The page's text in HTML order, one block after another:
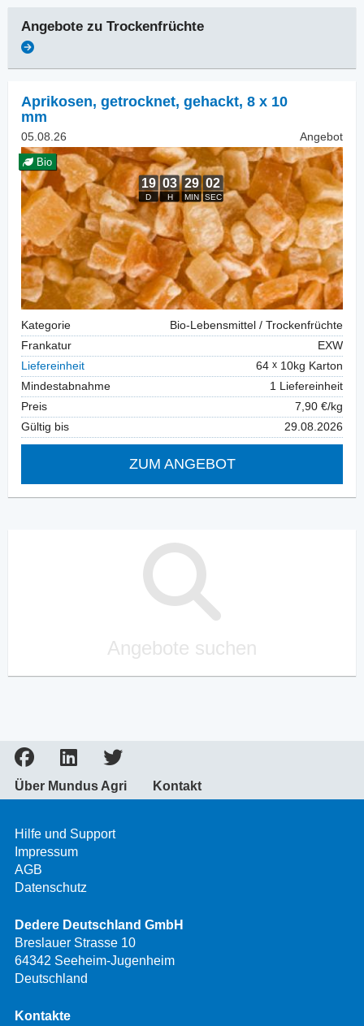
Angebote zu Trockenfrüchte
Aprikosen, getrocknet, gehackt, 8 x 10
mm
05.08.26 Angebot
Bio
Kategorie
Bio-Lebensmittel / Trockenfrüchte
Frankatur
EXW
Liefereinheit
64
10kg Karton
Mindestabnahme
1 Liefereinheit
Preis
7,90 €/kg
Gültig bis
29.08.2026
ZUM ANGEBOT
Angebote suchen
Über Mundus Agri Kontakt
Hilfe und Support
Impressum
AGB
Datenschutz
Dedere Deutschland GmbH
Breslauer Strasse 10
64342 Seeheim-Jugenheim
Deutschland
Kontakte